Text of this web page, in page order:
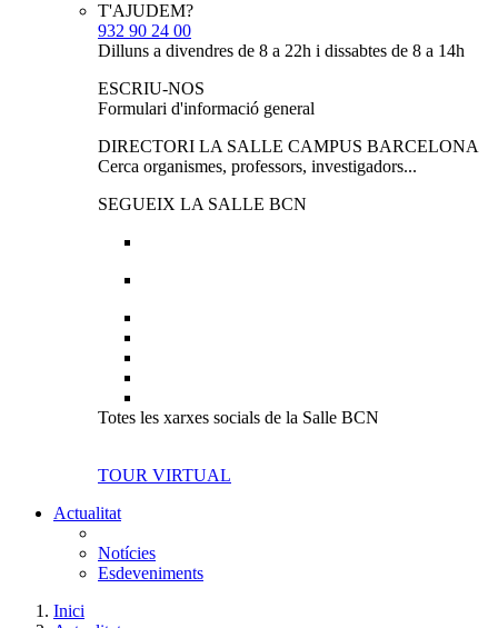
T'AJUDEM?
932 90 24 00
Dilluns a divendres de 8 a 22h i dissabtes de 8 a 14h
ESCRIU-NOS
Formulari d'informació general
DIRECTORI LA SALLE CAMPUS BARCELONA
Cerca organismes, professors, investigadors...
SEGUEIX LA SALLE BCN
Totes les xarxes socials de la Salle BCN
TOUR VIRTUAL
Actualitat
Notícies
Esdeveniments
Inici